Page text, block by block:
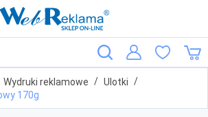
Wydruki reklamowe
Ulotki
170g